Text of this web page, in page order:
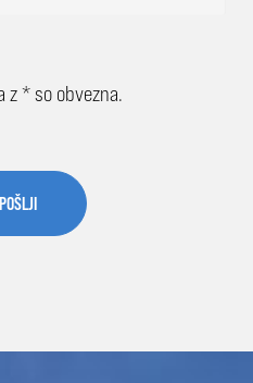
z * so obvezna.
POŠLJI